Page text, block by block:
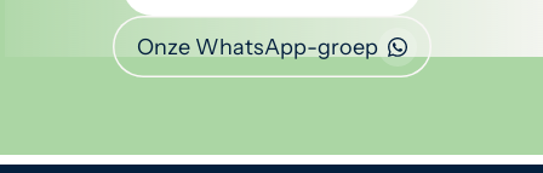
Onze WhatsApp-groep